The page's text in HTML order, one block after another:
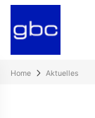
Home Aktuelles